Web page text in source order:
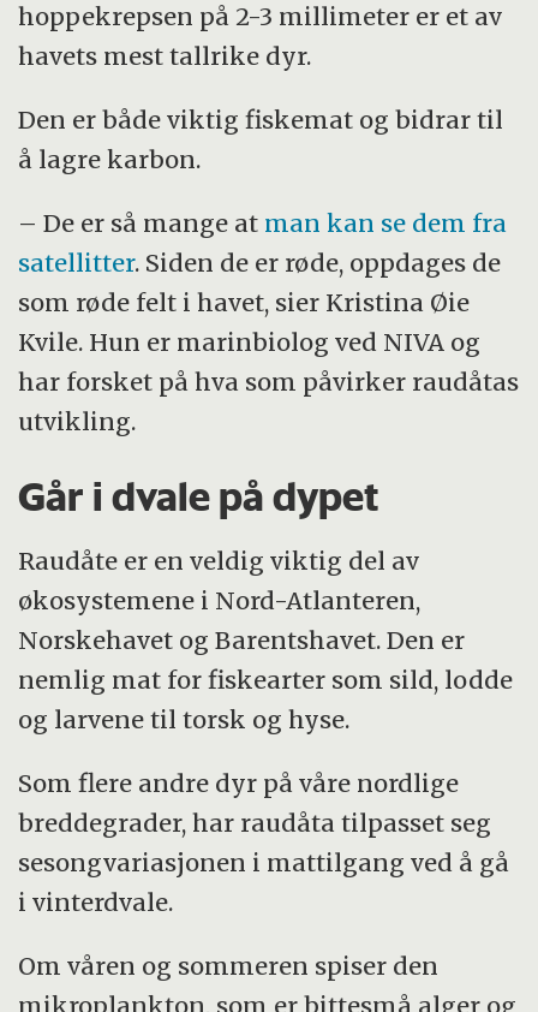
hoppekrepsen på 2-3 millimeter er et av
havets mest tallrike dyr.
Den er både viktig fiskemat og bidrar til
å lagre karbon.
– De er så mange at man kan se dem fra
satellitter. Siden de er røde, oppdages de
som røde felt i havet, sier Kristina Øie
Kvile. Hun er marinbiolog ved NIVA og
har forsket på hva som påvirker raudåtas
utvikling.
Går i dvale på dypet
Raudåte er en veldig viktig del av
økosystemene i Nord-Atlanteren,
Norskehavet og Barentshavet. Den er
nemlig mat for fiskearter som sild, lodde
og larvene til torsk og hyse.
Som flere andre dyr på våre nordlige
breddegrader, har raudåta tilpasset seg
sesongvariasjonen i mattilgang ved å gå
i vinterdvale.
Om våren og sommeren spiser den
mikroplankton, som er bittesmå alger og